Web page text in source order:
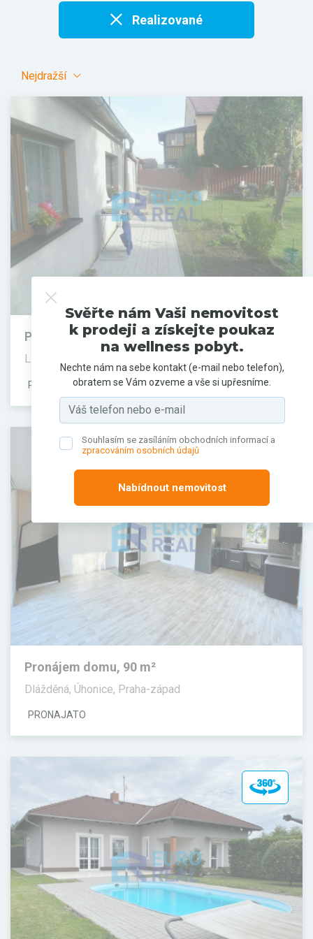
Realizované
Nejdražší
Prodej domu, 115 m²
Líbeznice, Praha-východ
PRODÁNO
Pronájem domu, 90 m²
Dlážděná, Úhonice, Praha-západ
PRONAJATO
Svěřte nám Vaši nemovitost
k prodeji a získejte poukaz
na wellness pobyt.
Nechte nám na sebe kontakt (e-mail nebo telefon),
obratem se Vám ozveme a vše si upřesníme.
Souhlasím se zasíláním obchodních informací a
zpracováním osobních údajů
Nabídnout nemovitost